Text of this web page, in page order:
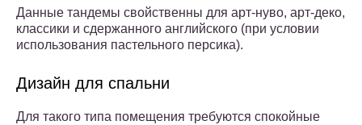
Данные тандемы свойственны для арт-нуво, арт-деко,
классики и сдержанного английского (при условии
использования пастельного персика).
Дизайн для спальни
Для такого типа помещения требуются спокойные